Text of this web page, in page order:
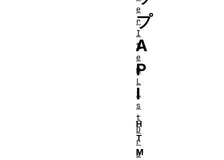
プ
A
P
I
H
T
M
e
r
I
t
e
m
L
i
s
t
D
r
a